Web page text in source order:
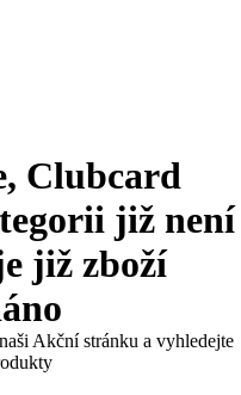
Clubcard
již není
již zboží
Akční stránku a vyhledejte